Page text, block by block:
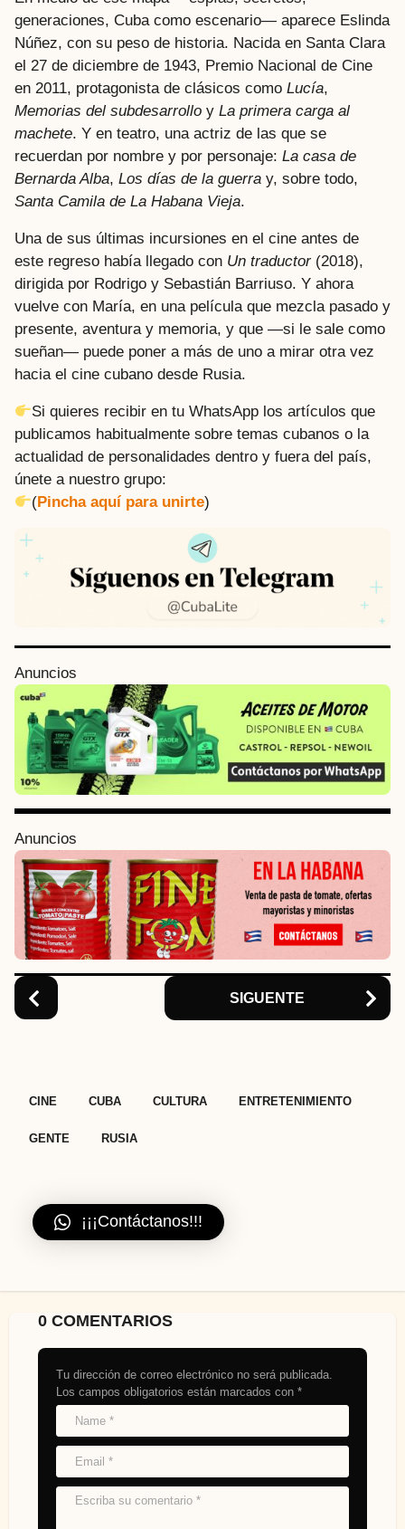
generaciones, Cuba como escenario— aparece Eslinda
Núñez, con su peso de historia. Nacida en Santa Clara
el 27 de diciembre de 1943, Premio Nacional de Cine
en 2011, protagonista de clásicos como Lucía,
Memorias del subdesarrollo y La primera carga al
machete. Y en teatro, una actriz de las que se
recuerdan por nombre y por personaje: La casa de
Bernarda Alba, Los días de la guerra y, sobre todo,
Santa Camila de La Habana Vieja.
Una de sus últimas incursiones en el cine antes de
este regreso había llegado con Un traductor(2018),
dirigida por Rodrigo y Sebastián Barriuso. Y ahora
vuelve con María, en una película que mezcla pasado y
presente, aventura y memoria, y que —si le sale como
sueñan— puede poner a más de uno a mirar otra vez
hacia el cine cubano desde Rusia.
Si quieres recibir en tu WhatsApp los artículos que
publicamos habitualmente sobre temas cubanos o la
actualidad de personalidades dentro y fuera del país,
únete a nuestro grupo:
(Pincha aquí para unirte)
Anuncios
Anuncios
P
o
P
a
g
i
n
a
o
n
SIGUENTE
CINE CUBA CULTURA ENTRETENIMIENTO
GENTE RUSIA
¡¡¡Contáctanos!!!
0 COMENTARIOS
Tu dirección de correo electrónico no será publicada.
Los campos obligatorios están marcados con *